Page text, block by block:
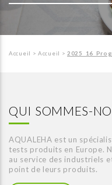
Accueil >Accueil >
QUI SOMMES-
AQUALEHA est un
tests produits en Europe.
au service des industriels
point de leurs produits.